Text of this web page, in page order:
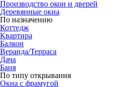
Производство окон и дверей
Деревянные окна
По назначению
Коттедж
Квартира
Балкон
Веранда/Терраса
Дача
Баня
По типу открывания
Окна с фрамугой